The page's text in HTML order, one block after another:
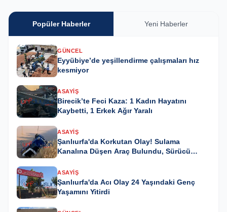
Popüler Haberler Yeni Haberler
GÜNCEL
Eyyübiye’de yeşillendirme çalışmaları hız
kesmiyor
ASAYIŞ
Birecik’te Feci Kaza: 1 Kadın Hayatını
Kaybetti, 1 Erkek Ağır Yaralı
ASAYIŞ
Şanlıurfa'da Korkutan Olay! Sulama
Kanalına Düşen Araç Bulundu, Sürücü
ASAYIŞ
Şanlıurfa'da Acı Olay 24 Yaşındaki Genç
Yaşamını Yitirdi